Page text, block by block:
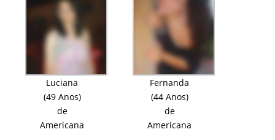
Luciana
(49 Anos)
de
Americana
Fernanda
(44 Anos)
de
Americana